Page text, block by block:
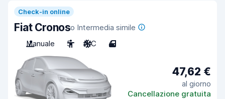
Check-in online
Fiat Cronoso Intermedia simile
Manuale
5 A/C 4
47,62 €
al giorno
Cancellazione gratuita